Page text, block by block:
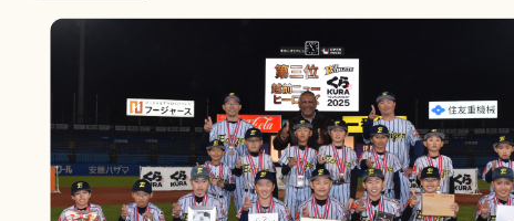
トーナメント表は随時公開
大会ページ